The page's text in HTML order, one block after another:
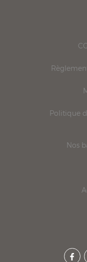
Politique
Nos